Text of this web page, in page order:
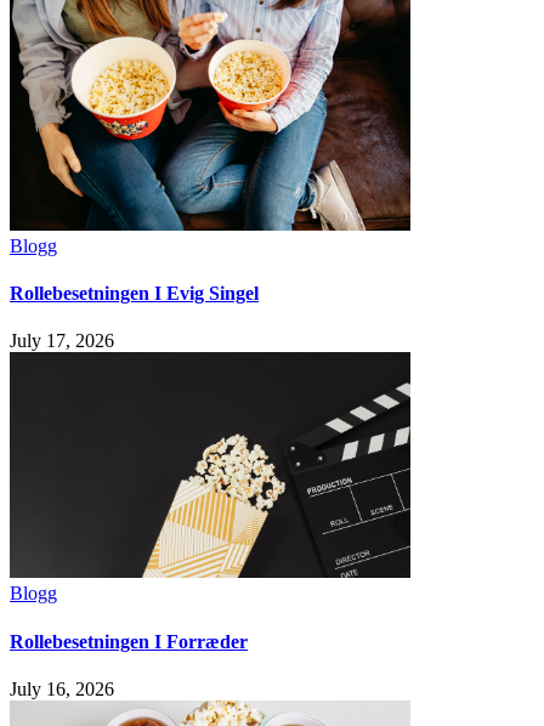
Blogg
Rollebesetningen I Evig Singel
July 17, 2026
Blogg
Rollebesetningen I Forræder
July 16, 2026